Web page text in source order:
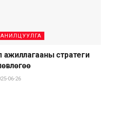
ажиллагааны стратеги
06-26